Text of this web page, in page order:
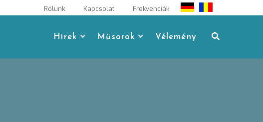
Rólunk Kapcsolat Frekvenciák
Hírek Műsorok Vélemény